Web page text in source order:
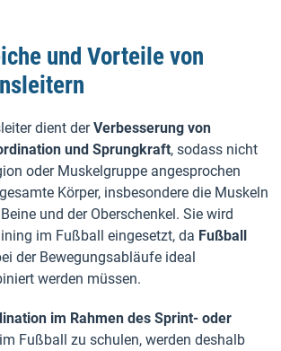
und Vorteile von
dient derVerbesserung von
und Sprungkraft, sodass nicht
oder Muskelgruppe angesprochen
Körper, insbesondere die Muskeln
und der Oberschenkel. Sie wird
im Fußball eingesetzt, da Fußball
der Bewegungsabläufe ideal
werden müssen.
im Rahmen des Sprint- oder
im Fußball zu schulen, werden deshalb